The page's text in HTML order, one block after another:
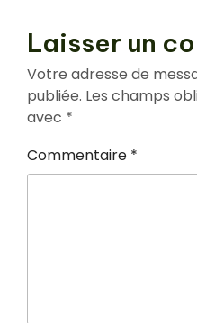
Laisser un
Votre adresse de
publiée. Les champs
avec *
Commentaire *